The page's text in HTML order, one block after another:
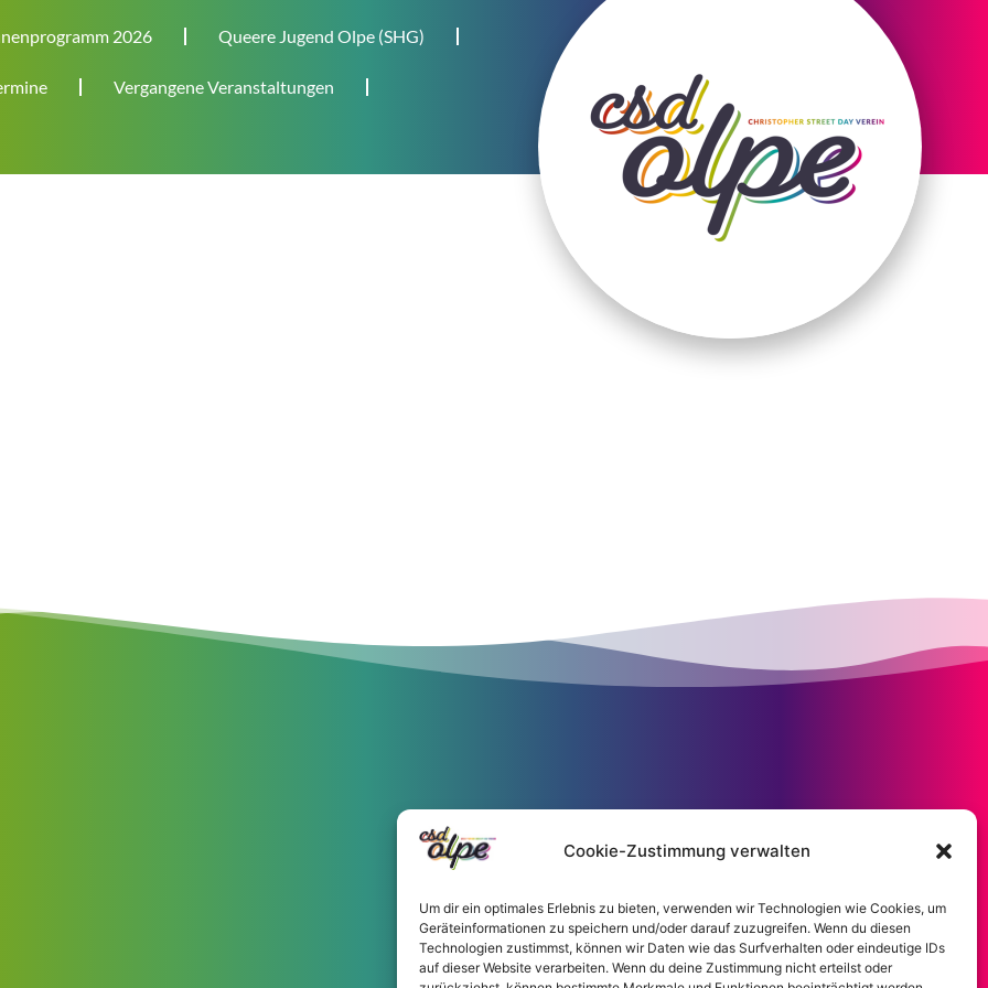
Cookie-Zustimmung verwalten
Um dir ein optimales Erlebnis zu bieten, verwenden wir Technologien wie Cookies, um
Geräteinformationen zu speichern und/oder darauf zuzugreifen. Wenn du diesen
Technologien zustimmst, können wir Daten wie das Surfverhalten oder eindeutige IDs
auf dieser Website verarbeiten. Wenn du deine Zustimmung nicht erteilst oder
2026 Queere Jugend Olpe (SHG)
Vergangene Veranstaltungen